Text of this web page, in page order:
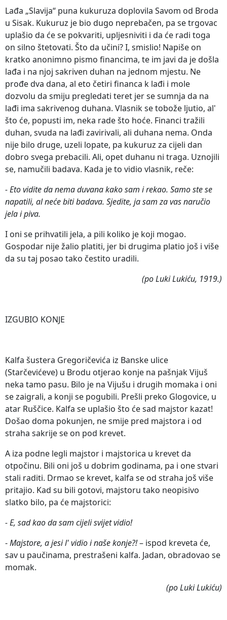
Lađa „Slavija“ puna kukuruza doplovila Savom od Broda
u Sisak. Kukuruz je bio dugo neprebačen, pa se trgovac
uplašio da će se pokvariti, upljesniviti i da će radi toga
on silno štetovati. Što da učini? I, smislio! Napiše on
kratko anonimno pismo financima, te im javi da je došla
lađa i na njoj sakriven duhan na jednom mjestu. Ne
prođe dva dana, al eto četiri financa k lađi i mole
dozvolu da smiju pregledati teret jer se sumnja da na
lađi ima sakrivenog duhana. Vlasnik se tobože ljutio, al'
što će, popusti im, neka rade što hoće. Financi tražili
duhan, svuda na lađi zavirivali, ali duhana nema. Onda
nije bilo druge, uzeli lopate, pa kukuruz za cijeli dan
dobro svega prebacili. Ali, opet duhanu ni traga. Uznojili
se, namučili badava. Kada je to vidio vlasnik, reče:
- Eto vidite da nema duvana kako sam i rekao. Samo ste se
napatili, al neće biti badava. Sjedite, ja sam za vas naručio
jela i piva.
I oni se prihvatili jela, a pili koliko je koji mogao.
Gospodar nije žalio platiti, jer bi drugima platio još i više
da su taj posao tako čestito uradili.
(po Luki Lukiću, 1919.)
IZGUBIO KONJE
Kalfa šustera Gregoričevića iz Banske ulice
(Starčevićeve) u Brodu otjerao konje na pašnjak Vijuš
neka tamo pasu. Bilo je na Vijušu i drugih momaka i oni
se zaigrali, a konji se pogubili. Prešli preko Glogovice, u
atar Ruščice. Kalfa se uplašio što će sad majstor kazat!
Došao doma pokunjen, ne smije pred majstora i od
straha sakrije se on pod krevet.
A iza podne legli majstor i majstorica u krevet da
otpočinu. Bili oni još u dobrim godinama, pa i one stvari
stali raditi. Drmao se krevet, kalfa se od straha još više
pritajio. Kad su bili gotovi, majstoru tako neopisivo
slatko bilo, pa će majstorici:
- E, sad kao da sam cijeli svijet vidio!
-Majstore, a jesi l' vidio i naše konje?!– ispod kreveta će,
sav u paučinama, prestrašeni kalfa. Jadan, obradovao se
momak.
(po Luki Lukiću)